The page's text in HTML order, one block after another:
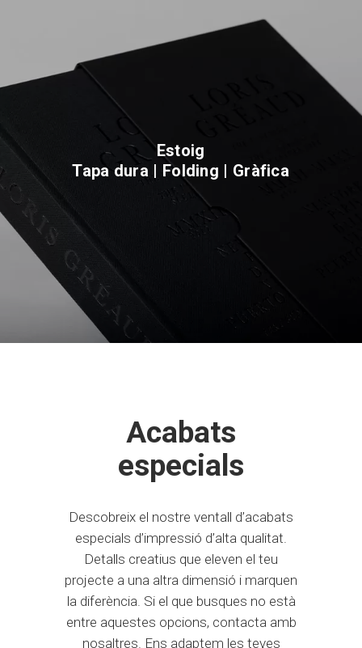
Estoig
Tapa dura | Folding | Gràfica
Acabats
especials
Descobreix el nostre ventall d’acabats
especials d’impressió d’alta qualitat.
Detalls creatius que eleven el teu
projecte a una altra dimensió i marquen
la diferència. Si el que busques no està
entre aquestes opcions, contacta amb
nosaltres. Ens adaptem les teves